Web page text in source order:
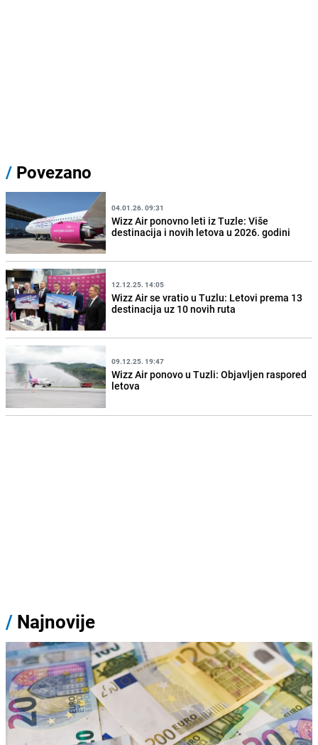
/ Povezano
04.01.26. 09:31
Wizz Air ponovno leti iz Tuzle: Više
destinacija i novih letova u 2026. godini
12.12.25. 14:05
Wizz Air se vratio u Tuzlu: Letovi prema 13
destinacija uz 10 novih ruta
09.12.25. 19:47
Wizz Air ponovo u Tuzli: Objavljen raspored
letova
/ Najnovije